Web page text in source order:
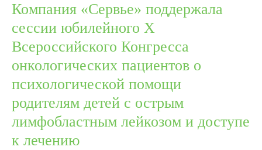
Компания «Сервье» поддержала
сессии юбилейного X
Всероссийского Конгресса
онкологических пациентов о
психологической помощи
родителям детей с острым
лимфобластным лейкозом и доступе
к лечению